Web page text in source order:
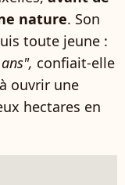
nature. Son
toute jeune :
confiait-elle
ouvrir une
hectares en